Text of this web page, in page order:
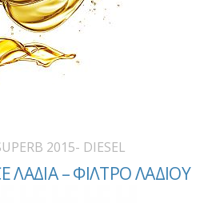
2015- DIESEL
ΛΑΔΙΑ – ΦΙΛΤΡΟ ΛΑΔΙΟΥ